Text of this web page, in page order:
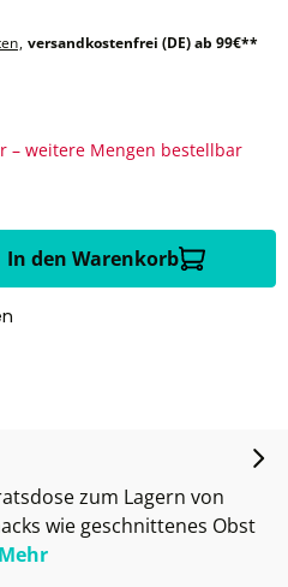
, versandkostenfrei (DE) ab 99€**
– weitere Mengen bestellbar
In den Warenkorb
zum Lagern von
wie geschnittenes Obst
Mehr